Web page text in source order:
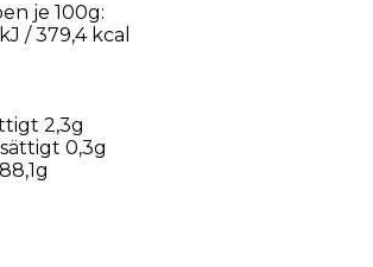
je 100g:
/ 379,4 kcal
2,3g
0,3g